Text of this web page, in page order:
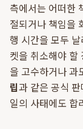
측에서는 어떠한
절되거나 책임을
행 시간을 모두
켓을 취소해야 할
을 고수하거나 과
립과 같은 공식
일의 사태에도 합